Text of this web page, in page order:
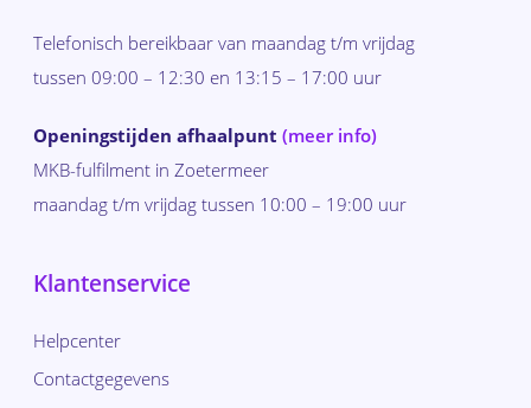
Telefonisch bereikbaar van maandag t/m vrijdag
tussen 09:00 – 12:30 en 13:15 – 17:00 uur
Openingstijden afhaalpunt (meer info)
MKB-fulfilment in Zoetermeer
maandag t/m vrijdag tussen 10:00 – 19:00 uur
Klantenservice
Helpcenter
Contactgegevens